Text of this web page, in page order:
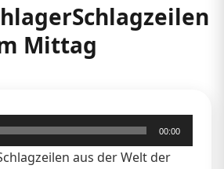
Mittag
00:00
aus der Welt der